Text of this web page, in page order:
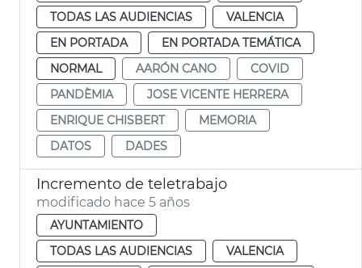
TODAS LAS AUDIENCIAS
VALENCIA
EN PORTADA
EN PORTADA TEMÁTICA
NORMAL
AARÓN CANO
COVID
PANDÈMIA
JOSE VICENTE HERRERA
ENRIQUE CHISBERT
MEMORIA
DATOS
DADES
Incremento de teletrabajo
modificado hace 5 años
AYUNTAMIENTO
TODAS LAS AUDIENCIAS
VALENCIA